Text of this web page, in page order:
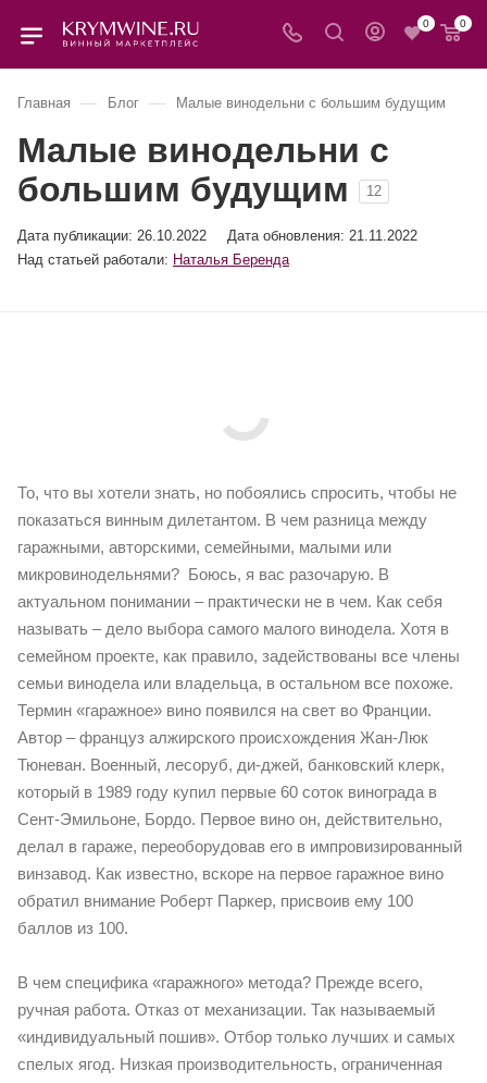
0 0
Главная — Блог — Малые винодельни с большим будущим
Малые винодельни с
большим будущим
12
Дата публикации: 26.10.2022
Дата обновления: 21.11.2022
Над статьей работали: Наталья Беренда
То, что вы хотели знать, но побоялись спросить, чтобы не
показаться винным дилетантом. В чем разница между
гаражными, авторскими, семейными, малыми или
микровинодельнями? Боюсь, я вас разочарую. В
актуальном понимании – практически не в чем. Как себя
называть – дело выбора самого малого винодела. Хотя в
семейном проекте, как правило, задействованы все члены
семьи винодела или владельца, в остальном все похоже.
Термин «гаражное» вино появился на свет во Франции.
Автор – француз алжирского происхождения Жан-Люк
Тюневан. Военный, лесоруб, ди-джей, банковский клерк,
который в 1989 году купил первые 60 соток винограда в
Сент-Эмильоне, Бордо. Первое вино он, действительно,
делал в гараже, переоборудовав его в импровизированный
винзавод. Как известно, вскоре на первое гаражное вино
обратил внимание Роберт Паркер, присвоив ему 100
баллов из 100.
В чем специфика «гаражного» метода? Прежде всего,
ручная работа. Отказ от механизации. Так называемый
«индивидуальный пошив». Отбор только лучших и самых
спелых ягод. Низкая производительность, ограниченная